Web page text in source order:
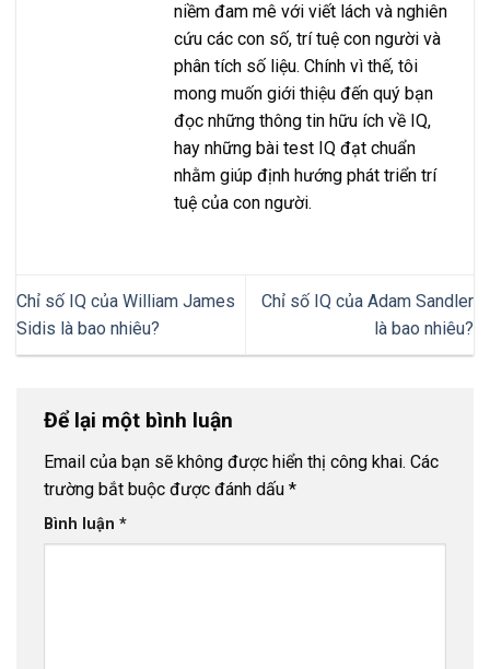
niềm đam mê với viết lách và nghiên
cứu các con số, trí tuệ con người và
phân tích số liệu. Chính vì thế, tôi
mong muốn giới thiệu đến quý bạn
đọc những thông tin hữu ích về IQ,
hay những bài test IQ đạt chuẩn
nhằm giúp định hướng phát triển trí
tuệ của con người.
Chỉ số IQ của William James
Sidis là bao nhiêu?
Chỉ số IQ của Adam Sandler
là bao nhiêu?
Để lại một bình luận
Email của bạn sẽ không được hiển thị công khai. Các
trường bắt buộc được đánh dấu *
Bình luận *